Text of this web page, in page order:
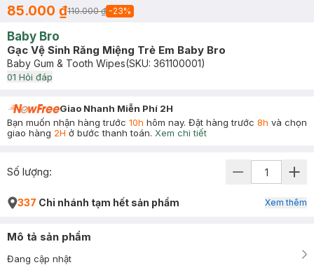
85.000 ₫110.000 ₫ -23%
Baby Bro
Gạc Vệ Sinh Răng Miệng Trẻ Em Baby Bro
Baby Gum & Tooth Wipes(SKU: 361100001)
01 Hỏi đáp
Giao Nhanh Miễn Phí 2H
Bạn muốn nhận hàng trước 10h hôm nay. Đặt hàng trước 8h và chọn
giao hàng 2H ở bước thanh toán. Xem chi tiết
Số lượng:
337 Chi nhánh tạm hết sản phẩm Xem thêm
Mô tả sản phẩm
Đang cập nhật